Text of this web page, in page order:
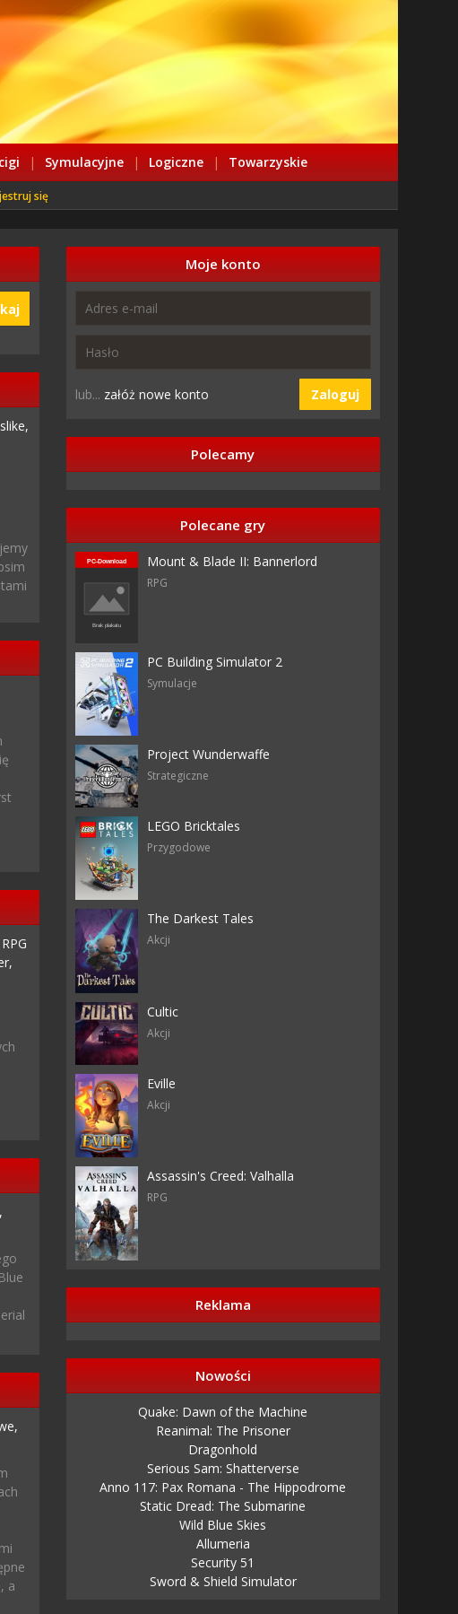
| Symulacyjne | Logiczne | Towarzyskie
się
RPG
a
Moje konto
lub... załóż nowe konto Zaloguj
Polecamy
Polecane gry
Mount & Blade II: Bannerlord
RPG
PC Building Simulator 2
Symulacje
Project Wunderwaffe
Strategiczne
LEGO Bricktales
Przygodowe
The Darkest Tales
Akcji
Cultic
Akcji
Eville
Akcji
Assassin's Creed: Valhalla
RPG
Reklama
Nowości
Quake: Dawn of the Machine
Reanimal: The Prisoner
Dragonhold
Serious Sam: Shatterverse
Anno 117: Pax Romana - The Hippodrome
Static Dread: The Submarine
Wild Blue Skies
Allumeria
Security 51
Sword & Shield Simulator